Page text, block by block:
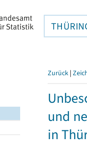
Zurück |
und
in